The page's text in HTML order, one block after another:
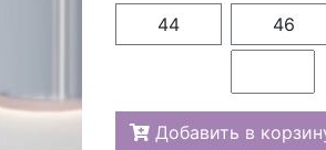
44 46
Добавить в